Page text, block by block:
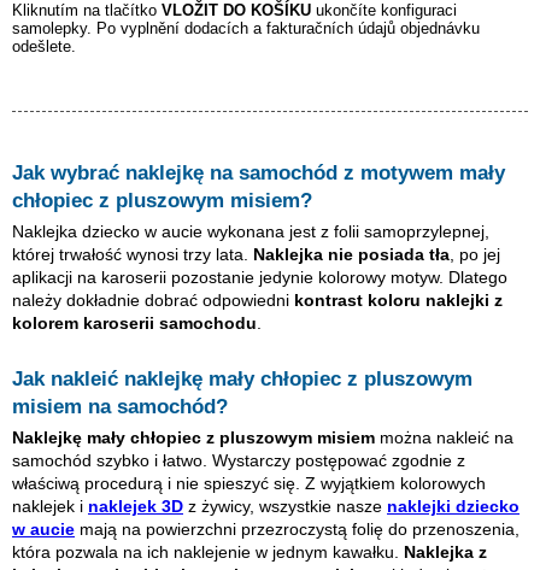
Kliknutím na tlačítko VLOŽIT DO KOŠÍKU ukončíte konfiguraci
samolepky. Po vyplnění dodacích a fakturačních údajů objednávku
odešlete.
Jak wybrać naklejkę na samochód z motywem mały
chłopiec z pluszowym misiem?
Naklejka dziecko w aucie wykonana jest z folii samoprzylepnej,
której trwałość wynosi trzy lata. Naklejka nie posiada tła , po jej
aplikacji na karoserii pozostanie jedynie kolorowy motyw. Dlatego
należy dokładnie dobrać odpowiedni kontrast koloru naklejki z
kolorem karoserii samochodu
Jak nakleić naklejkę mały chłopiec z pluszowym
misiem na samochód?
Naklejkę mały chłopiec z pluszowym misiem można nakleić na
samochód szybko i łatwo. Wystarczy postępować zgodnie z
właściwą procedurą i nie spieszyć się. Z wyjątkiem kolorowych
naklejek i naklejek 3D z żywicy, wszystkie nasze naklejki dziecko
w aucie mają na powierzchni przezroczystą folię do przenoszenia,
która pozwala na ich naklejenie w jednym kawałku. Naklejka z